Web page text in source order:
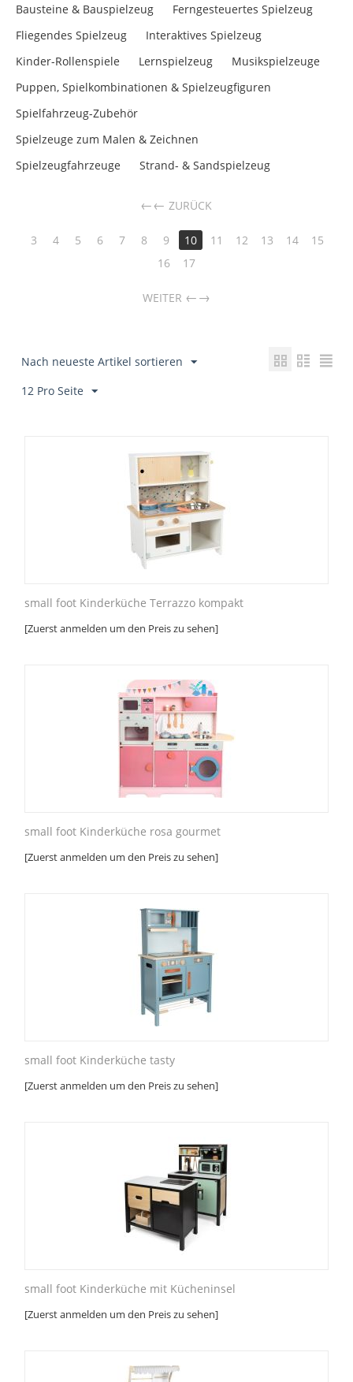
Bausteine & Bauspielzeug
Ferngesteuertes Spielzeug
Fliegendes Spielzeug
Interaktives Spielzeug
Kinder-Rollenspiele
Lernspielzeug
Musikspielzeuge
Puppen, Spielkombinationen & Spielzeugfiguren
Spielfahrzeug-Zubehör
Spielzeuge zum Malen & Zeichnen
Spielzeugfahrzeuge
Strand- & Sandspielzeug
← ZURÜCK
3 4 5 6 7 8 9 10 11 12 13 14
15
16
17
WEITER →
Nach neueste Artikel sortieren
12 Pro Seite
small foot Kinderküche Terrazzo kompakt
[Zuerst anmelden um den Preis zu sehen]
small foot Kinderküche rosa gourmet
[Zuerst anmelden um den Preis zu sehen]
small foot Kinderküche tasty
[Zuerst anmelden um den Preis zu sehen]
small foot Kinderküche mit Kücheninsel
[Zuerst anmelden um den Preis zu sehen]